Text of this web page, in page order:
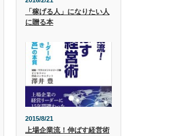
「稼げる人」になりたい人
に贈る本
2015/8/21
上場企業流！伸ばす経営術